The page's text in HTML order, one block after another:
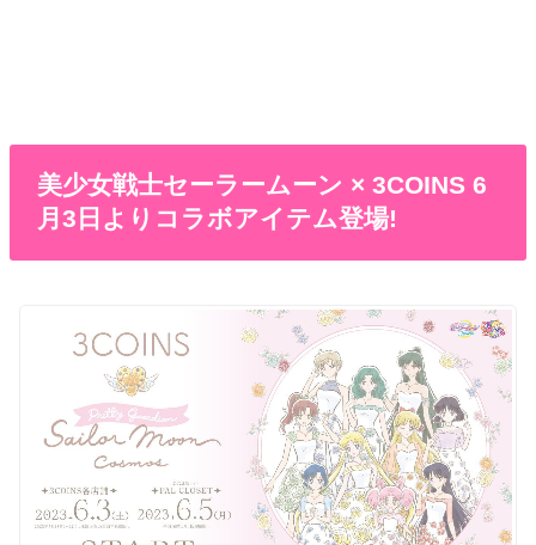
美少女戦士セーラームーン × 3COINS 6
月3日よりコラボアイテム登場!